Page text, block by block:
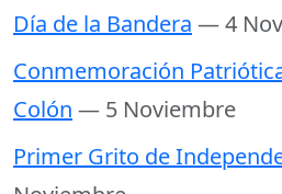
Día de la Bandera — 4
Conmemoración
Colón — 5 Noviembre
Primer Grito de